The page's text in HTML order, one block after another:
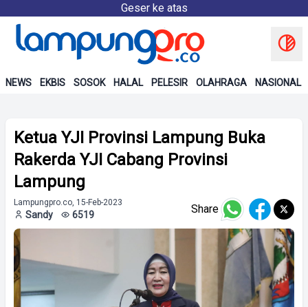
Geser ke atas
NEWS EKBIS SOSOK HALAL PELESIR OLAHRAGA NASIONAL
Ketua YJI Provinsi Lampung Buka
Rakerda YJI Cabang Provinsi
Lampung
Lampungpro.co, 15-Feb-2023
Sandy 6519 Share